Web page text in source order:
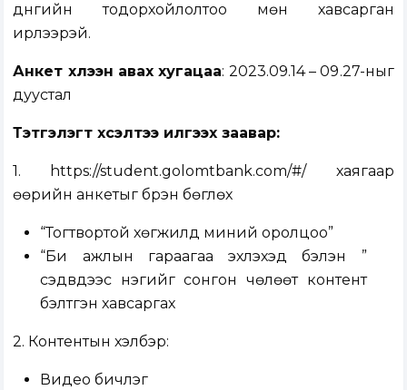
дүнгийн тодорхойлолтоо мөн хавсарган
ирүүлээрэй.
Анкет хүлээн авах хугацаа: 2023.09.14 – 09.27-ныг
дуустал
Тэтгэлэгт хүсэлтээ илгээх заавар:
1. https://student.golomtbank.com/#/хаягаар
өөрийн анкетыг бүрэн бөглөх
“Тогтвортой хөгжилд миний оролцоо”
“Би ажлын гараагаа эхлэхэд бэлэн үү”
сэдвүүдээс нэгийг сонгон чөлөөт контент
бэлтгэн хавсаргах
2. Контентын хэлбэр:
Видео бичлэг